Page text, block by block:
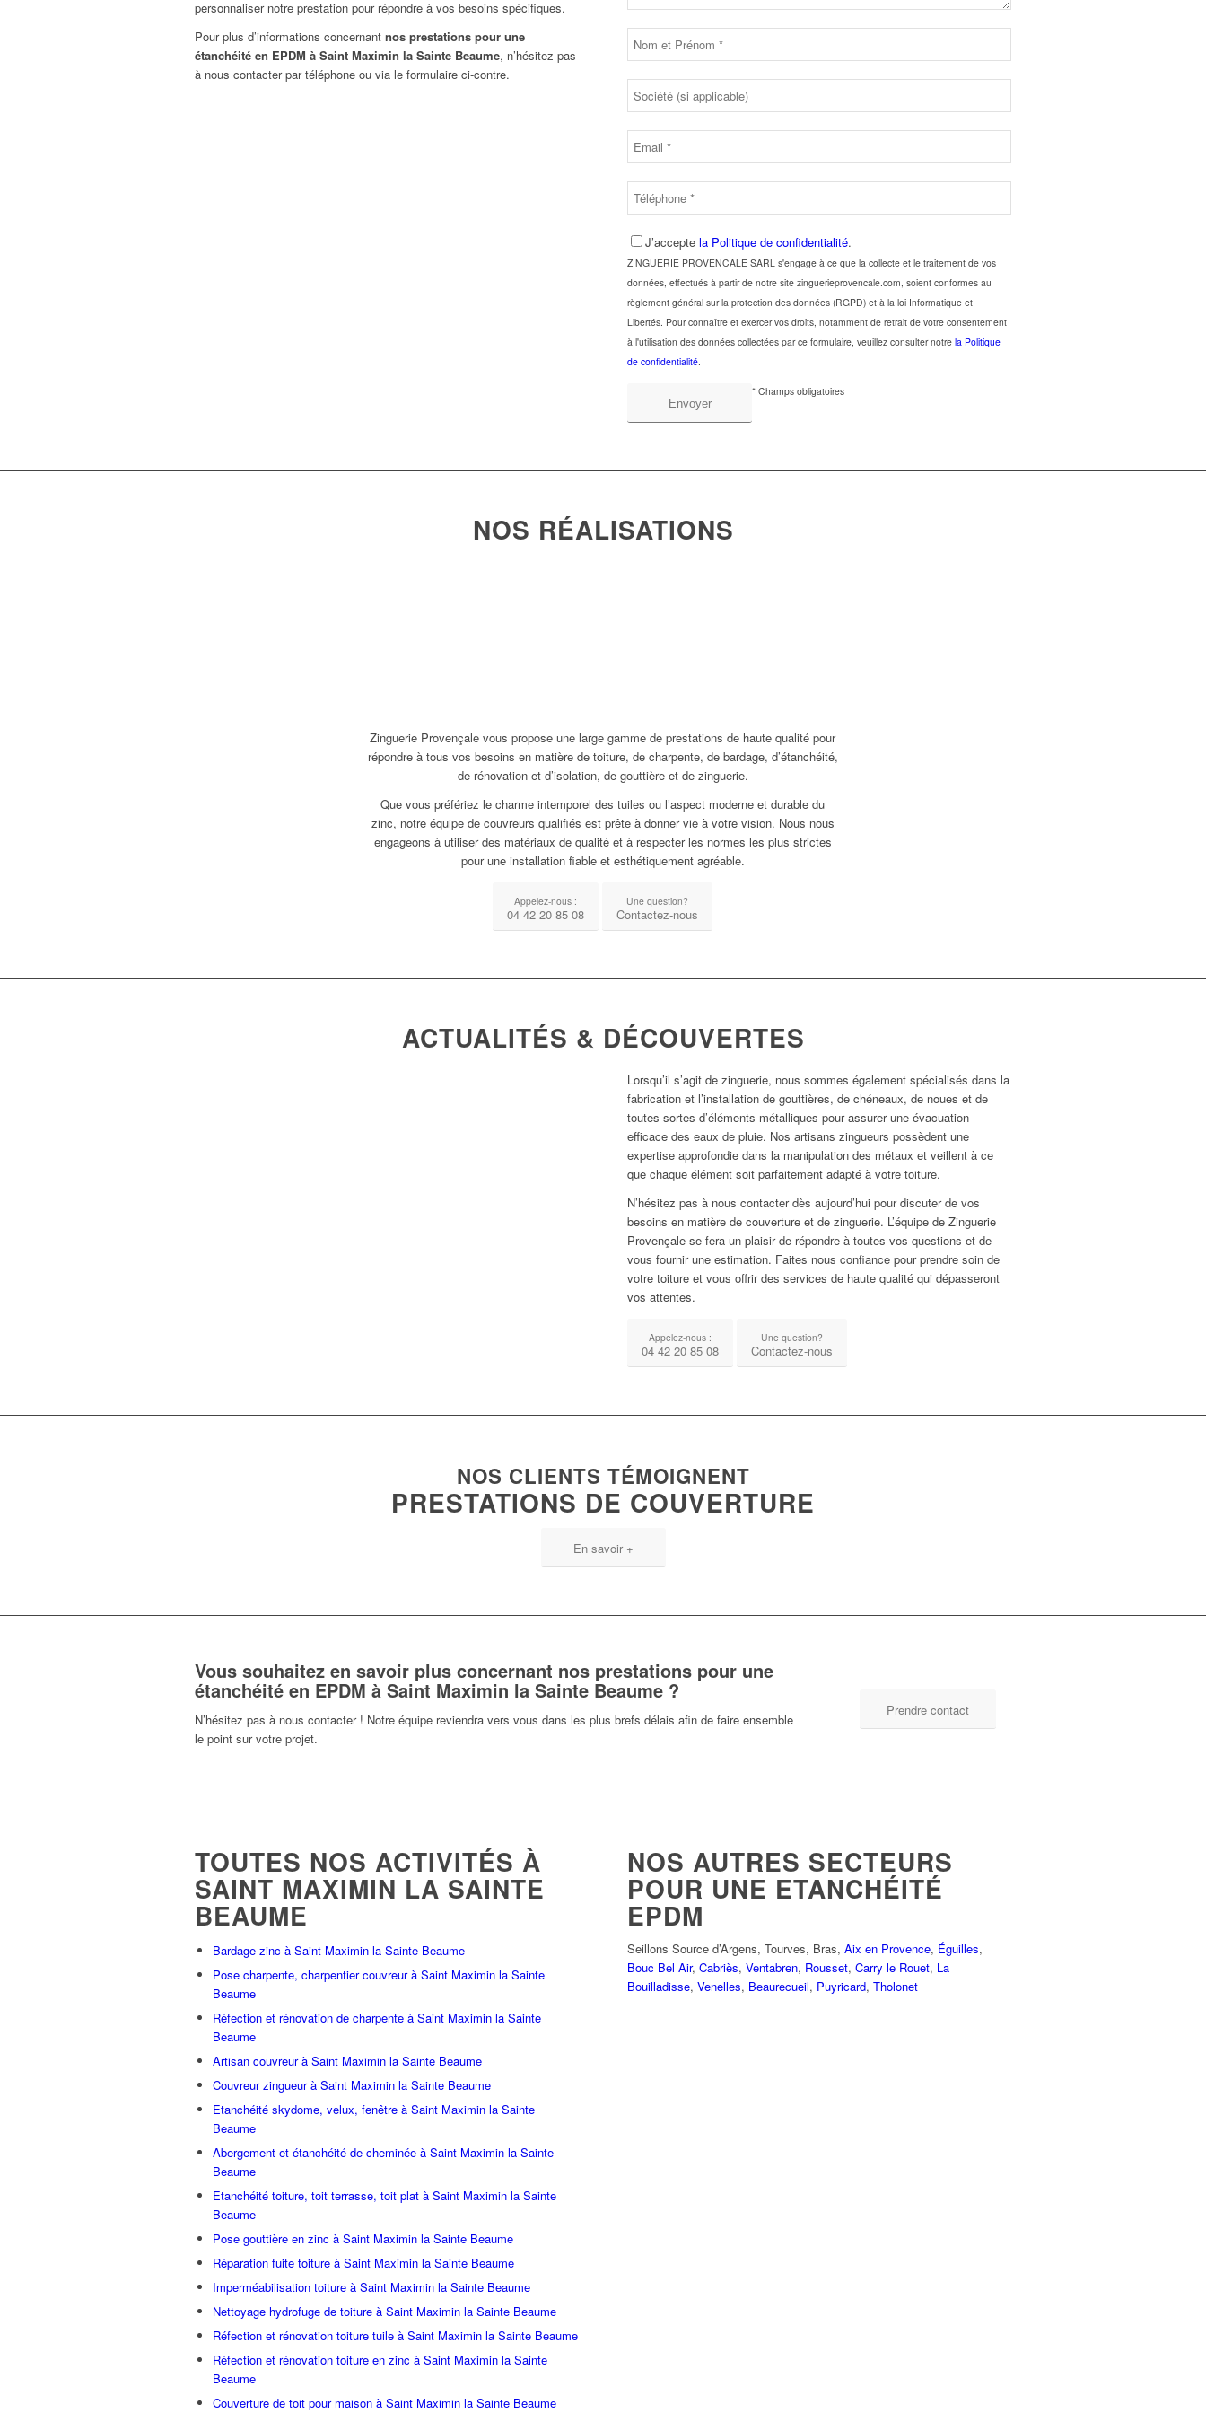
personnaliser notre prestation pour répondre à vos besoins spécifiques.
Pour plus d’informations concernant nos prestations pour une
étanchéité en EPDM à Saint Maximin la Sainte Beaume, n’hésitez pas
à nous contacter par téléphone ou via le formulaire ci-contre.
J’acceptela Politique de confidentialité.
ZINGUERIE PROVENCALE SARL s'engage à ce que la collecte et le traitement de vos
données, effectués à partir de notre site zinguerieprovencale.com, soient conformes au
règlement général sur la protection des données (RGPD) et à la loi Informatique et
Libertés. Pour connaître et exercer vos droits, notamment de retrait de votre consentement
à l'utilisation des données collectées par ce formulaire, veuillez consulter notrela Politique
de confidentialité
* Champs obligatoires
NOS RÉALISATIONS
Zinguerie Provençale vous propose une large gamme de prestations de haute qualité pour
répondre à tous vos besoins en matière de toiture, de charpente, de bardage, d’étanchéité,
de rénovation et d’isolation, de gouttière et de zinguerie.
Que vous préfériez le charme intemporel des tuiles ou l’aspect moderne et durable du
zinc, notre équipe de couvreurs qualifiés est prête à donner vie à votre vision. Nous nous
engageons à utiliser des matériaux de qualité et à respecter les normes les plus strictes
pour une installation fiable et esthétiquement agréable.
Appelez-nous :
04 42 20 85 08
Une question?
Contactez-nous
ACTUALITÉS & DÉCOUVERTES
Les techniques d’étanchéité de
Lorsqu’il s’agit de zinguerie, nous sommes également spécialisés dans la
fabrication et l’installation de gouttières, de chéneaux, de noues et de
toutes sortes d’éléments métalliques pour assurer une évacuation
efficace des eaux de pluie. Nos artisans zingueurs possèdent une
expertise approfondie dans la manipulation des métaux et veillent à ce
que chaque élément soit parfaitement adapté à votre toiture.
N’hésitez pas à nous contacter dès aujourd’hui pour discuter de vos
besoins en matière de couverture et de zinguerie. L’équipe de Zinguerie
Provençale se fera un plaisir de répondre à toutes vos questions et de
vous fournir une estimation. Faites nous confiance pour prendre soin de
votre toiture et vous offrir des services de haute qualité qui dépasseront
vos attentes.
Appelez-nous :
04 42 20 85 08
Une question?
Contactez-nous
NOS CLIENTS TÉMOIGNENT
PRESTATIONS DE COUVERTURE
En savoir +
Vous souhaitez en savoir plus concernant nos prestations pour une
étanchéité en EPDM à Saint Maximin la Sainte Beaume ?
N’hésitez pas à nous contacter ! Notre équipe reviendra vers vous dans les plus brefs délais afin de faire ensemble
le point sur votre projet.
Prendre contact
TOUTES NOS ACTIVITÉS À
SAINT MAXIMIN LA SAINTE
BEAUME
Bardage zinc à Saint Maximin la Sainte Beaume
Pose charpente, charpentier couvreur à Saint Maximin la Sainte
Beaume
Réfection et rénovation de charpente à Saint Maximin la Sainte
Beaume
Artisan couvreur à Saint Maximin la Sainte Beaume
Couvreur zingueur à Saint Maximin la Sainte Beaume
Etanchéité skydome, velux, fenêtre à Saint Maximin la Sainte
Beaume
Abergement et étanchéité de cheminée à Saint Maximin la Sainte
Beaume
Etanchéité toiture, toit terrasse, toit plat à Saint Maximin la Sainte
Beaume
Pose gouttière en zinc à Saint Maximin la Sainte Beaume
Réparation fuite toiture à Saint Maximin la Sainte Beaume
Imperméabilisation toiture à Saint Maximin la Sainte Beaume
Nettoyage hydrofuge de toiture à Saint Maximin la Sainte Beaume
Réfection et rénovation toiture tuile à Saint Maximin la Sainte Beaume
Réfection et rénovation toiture en zinc à Saint Maximin la Sainte
Beaume
Couverture de toit pour maison à Saint Maximin la Sainte Beaume
NOS AUTRES SECTEURS
POUR UNE ETANCHÉITÉ
EPDM
Seillons Source d’Argens,Tourves, Bras,Aix en Provence, Éguilles,
Bouc Bel Air,Cabriès,Ventabren, Rousset,Carry le Rouet, La
Bouilladisse,Venelles, Beaurecueil, Puyricard,Tholonet